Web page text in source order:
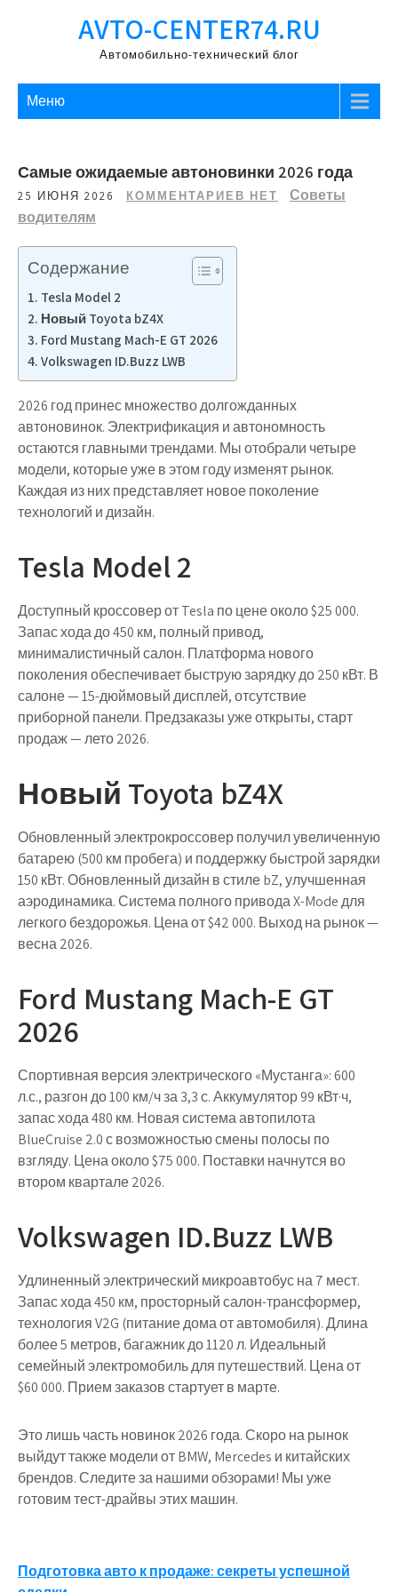
AVTO-CENTER74.RU
Автомобильно-технический блог
Меню
Самые ожидаемые автоновинки 2026 года
25 ИЮНЯ 2026 КОММЕНТАРИЕВ НЕТ
Советы
водителям
Содержание
Tesla Model 2
Новый Toyota bZ4X
Ford Mustang Mach-E GT 2026
Volkswagen ID.Buzz LWB
2026 год принес множество долгожданных
автоновинок. Электрификация и автономность
остаются главными трендами. Мы отобрали четыре
модели, которые уже в этом году изменят рынок.
Каждая из них представляет новое поколение
технологий и дизайн.
Tesla Model 2
Доступный кроссовер от Tesla по цене около $25 000.
Запас хода до 450 км, полный привод,
минималистичный салон. Платформа нового
поколения обеспечивает быструю зарядку до 250 кВт. В
салоне — 15-дюймовый дисплей, отсутствие
приборной панели. Предзаказы уже открыты, старт
продаж — лето 2026.
Новый Toyota bZ4X
Обновленный электрокроссовер получил увеличенную
батарею (500 км пробега) и поддержку быстрой зарядки
150 кВт. Обновленный дизайн в стиле bZ, улучшенная
аэродинамика. Система полного привода X-Mode для
легкого бездорожья. Цена от $42 000. Выход на рынок —
весна 2026.
Ford Mustang Mach-E GT
2026
Спортивная версия электрического «Мустанга»:600
л.с., разгон до 100 км/ч за 3,3 с.Аккумулятор 99 кВт·ч,
запас хода 480 км. Новая система автопилота
BlueCruise 2.0 с возможностью смены полосы по
взгляду. Цена около $75 000. Поставки начнутся во
втором квартале 2026.
Volkswagen ID.Buzz LWB
Удлиненный электрический микроавтобус на 7 мест.
Запас хода 450 км, просторный салон-трансформер,
технология V2G (питание дома от автомобиля). Длина
более 5 метров, багажник до 1120 л. Идеальный
семейный электромобиль для путешествий. Цена от
$60 000. Прием заказов стартует в марте.
Это лишь часть новинок 2026 года. Скоро на рынок
выйдут также модели от BMW, Mercedes и китайских
брендов. Следите за нашими обзорами! Мы уже
готовим тест-драйвы этих машин.
Навигация
Подготовка авто к продаже: секреты успешной